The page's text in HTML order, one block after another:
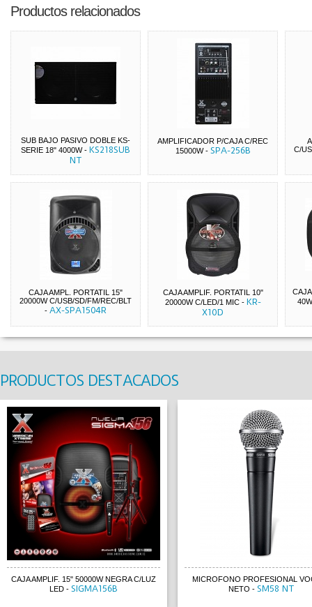
Productos relacionados
SUB BAJO PASIVO DOBLE KS-
SERIE 18" 4000W- KS218SUB
NT
AMPLIFICADOR P/CAJA C/REC
15000W- SPA-256B
C/
CAJA AMPL. PORTATIL 15"
20000W C/USB/SD/FM/REC/BLT
- AX-SPA1504R
CAJA AMPLIF. PORTATIL 10"
20000W C/LED/1 MIC- KR-
X10D
PRODUCTOS DESTACADOS
CAJA AMPLIF. 15" 50000W NEGRA C/LUZ
LED - SIGMA156B
MICROFONO PROFESIONAL
NETO - SM58 NT